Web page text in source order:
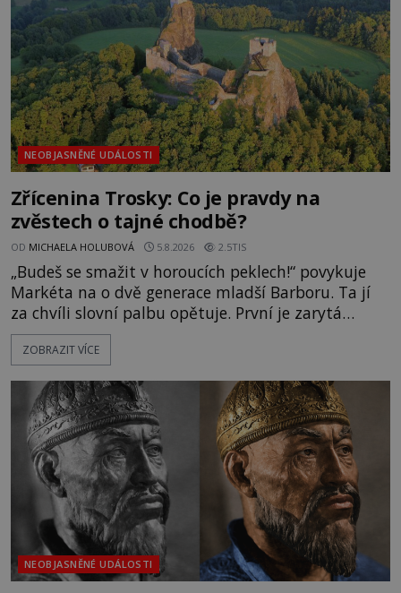
Surat. Gu
NEOBJASNĚNÉ UDÁLOSTI
Zřícenina Trosky: Co je pravdy na
zvěstech o tajné chodbě?
OD MICHAELA HOLUBOVÁ 5.8.2026 2.5TIS
„Budeš se smažit v horoucích peklech!“ povykuje
Markéta na o dvě generace mladší Barboru. Ta jí
za chvíli slovní palbu opětuje. První je zarytá
katolička, druhá přesvědčená kališnice. A každá z
nich se usídlí na jedné z věží slavného hradu
mezi vůdce protihusitského boje. Za manželku má
skutečně jistou
ZOBRAZIT VÍCE
NEOBJASNĚNÉ UDÁLOSTI